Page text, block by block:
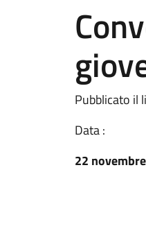
Pubblicato il
Data :
22